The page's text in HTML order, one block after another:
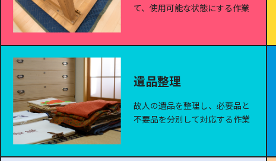
て、使用可能な状態にする作業
遺品整理
故人の遺品を整理し、必要品と
不要品を分別して対応する作業